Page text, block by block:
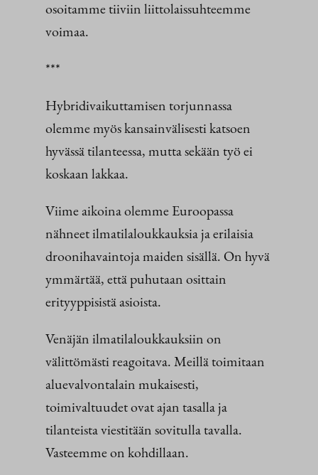
osoitamme tiiviin liittolaissuhteemme
voimaa.
***
Hybridivaikuttamisen torjunnassa
olemme myös kansainvälisesti katsoen
hyvässä tilanteessa, mutta sekään työ ei
koskaan lakkaa.
Viime aikoina olemme Euroopassa
nähneet ilmatilaloukkauksia ja erilaisia
droonihavaintoja maiden sisällä. On hyvä
ymmärtää, että puhutaan osittain
erityyppisistä asioista.
Venäjän ilmatilaloukkauksiin on
välittömästi reagoitava. Meillä toimitaan
aluevalvontalain mukaisesti,
toimivaltuudet ovat ajan tasalla ja
tilanteista viestitään sovitulla tavalla.
Vasteemme on kohdillaan.